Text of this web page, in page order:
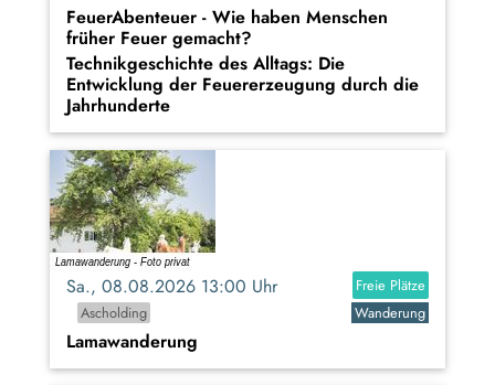
FeuerAbenteuer - Wie haben Menschen
früher Feuer gemacht?
Technikgeschichte des Alltags: Die
Entwicklung der Feuererzeugung durch die
Jahrhunderte
Sa., 08.08.2026 13:00 Uhr
Freie Plätze
Ascholding
Wanderung
Lamawanderung